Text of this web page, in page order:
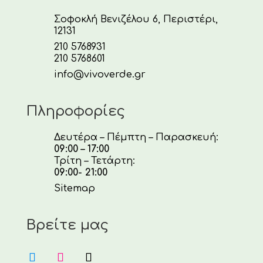
Σοφοκλή Βενιζέλου 6, Περιστέρι,
12131
210 5768931
210 5768601
info@vivoverde.gr
Πληροφορίες
Δευτέρα – Πέμπτη – Παρασκευή:
09:00 – 17:00
Τρίτη – Τετάρτη:
09:00- 21:00
Sitemap
Βρείτε μας